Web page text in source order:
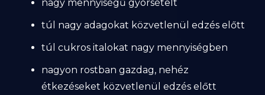
nagy mennyiségű gyorsételt
túl nagy adagokat közvetlenül edzés előtt
túl cukros italokat nagy mennyiségben
nagyon rostban gazdag, nehéz
étkezéseket közvetlenül edzés előtt